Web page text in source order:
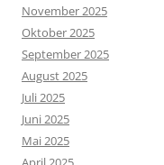
November 2025
Oktober 2025
September 2025
August 2025
Juli 2025
Juni 2025
Mai 2025